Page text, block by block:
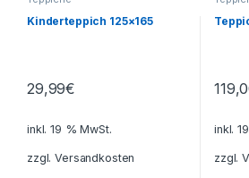
Kinderteppich 125×165
29,99€
inkl. 19 % MwSt.
zzgl.Versandkosten
inkl.
zzgl.